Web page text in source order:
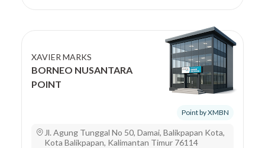
XAVIER MARKS
BORNEO NUSANTARA
POINT
Point by XMBN
Jl. Agung Tunggal No 50, Damai, Balikpapan Kota,
Kota Balikpapan, Kalimantan Timur 76114